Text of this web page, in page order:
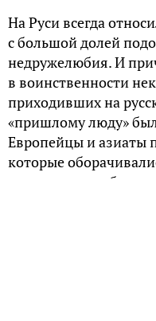
На Руси всегда
с большой долей
недружелюбия. И
в воинственности
приходивших на
«пришлому люду»
Европейцы и азиаты
которые
чудовищными